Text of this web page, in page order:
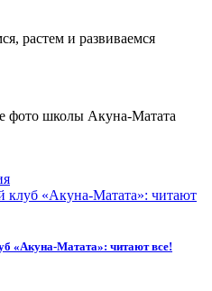
растем и развиваемся
фото школы Акуна-Матата
«Акуна-Матата»: читают все!